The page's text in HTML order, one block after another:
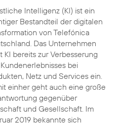
Intelligenz (KI) ist ein
Bestandteil der digitalen
von Telefónica
Das Unternehmen
KI bereits zur Verbesserung
bei
Netz und Services ein.
einher geht auch eine große
gegenüber
und Gesellschaft. Im
2019 bekannte sich